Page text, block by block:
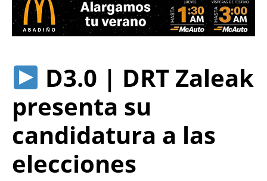
D3.0 | DRT Zaleak
presenta su
candidatura a las
elecciones